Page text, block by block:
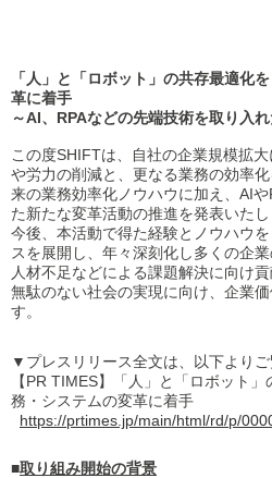
「人」と「ロボット」の共存最適化
革に着手
～AI、RPAなどの先端技術を取り入
この度SHIFTは、自社の企業規模拡
や労力の削減と、更なる業務の効率
来の業務効率化ノウハウに加え、AI
た新たな変革活動の推進を発表いたし
今後、本活動で得た経験とノウハウ
スを展開し、年々深刻化し多くの企
人材不足などによる課題解決に向け
無駄のない社会の実現に向け、企業
す。
▼プレスリリース全文は、以下よりご
【PR TIMES】「人」と「ロボット
務・システムの変革に着手
https://prtimes.jp/main/html/rd/p/
■取り組み開始の背景